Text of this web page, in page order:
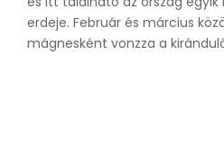
erdeje. Február és március
mágnesként vonzza a